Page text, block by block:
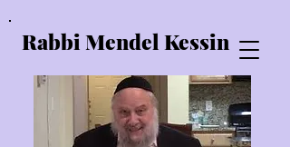
Rabbi Mendel Kessin